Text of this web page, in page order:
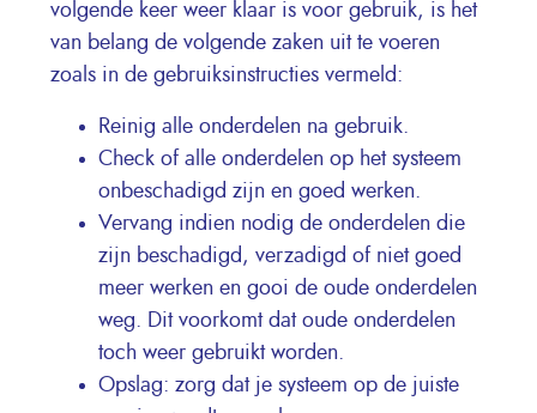
volgende keer weer klaar is voor gebruik, is het
van belang de volgende zaken uit te voeren
zoals in de gebruiksinstructies vermeld:
Reinig alle onderdelen na gebruik.
Check of alle onderdelen op het systeem
onbeschadigd zijn en goed werken.
Vervang indien nodig de onderdelen die
zijn beschadigd, verzadigd of niet goed
meer werken en gooi de oude onderdelen
weg. Dit voorkomt dat oude onderdelen
toch weer gebruikt worden.
Opslag: zorg dat je systeem op de juiste